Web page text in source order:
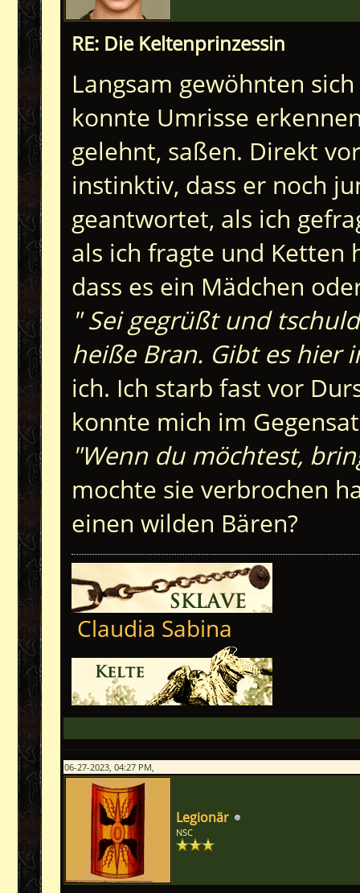
RE: Die Keltenprinzessin
Langsam gewöhnten
konnte Umrisse
gelehnt, saßen. Direkt
instinktiv, dass er noch
geantwortet, als ich
als ich fragte und Ketten
dass es ein Mädchen
" Sei gegrüßt und
heiße Bran. Gibt es hier
ich. Ich starb fast vor
konnte mich im
"Wenn du möchtest,
mochte sie verbrochen
einen wilden Bären?
Claudia Sabina
06-27-2023, 04:27 PM,
Legionär
NSC